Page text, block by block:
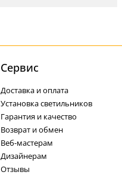
Cервис
Доставка и оплата
Установка светильников
Гарантия и качество
Возврат и обмен
Веб-мастерам
Дизайнерам
Отзывы